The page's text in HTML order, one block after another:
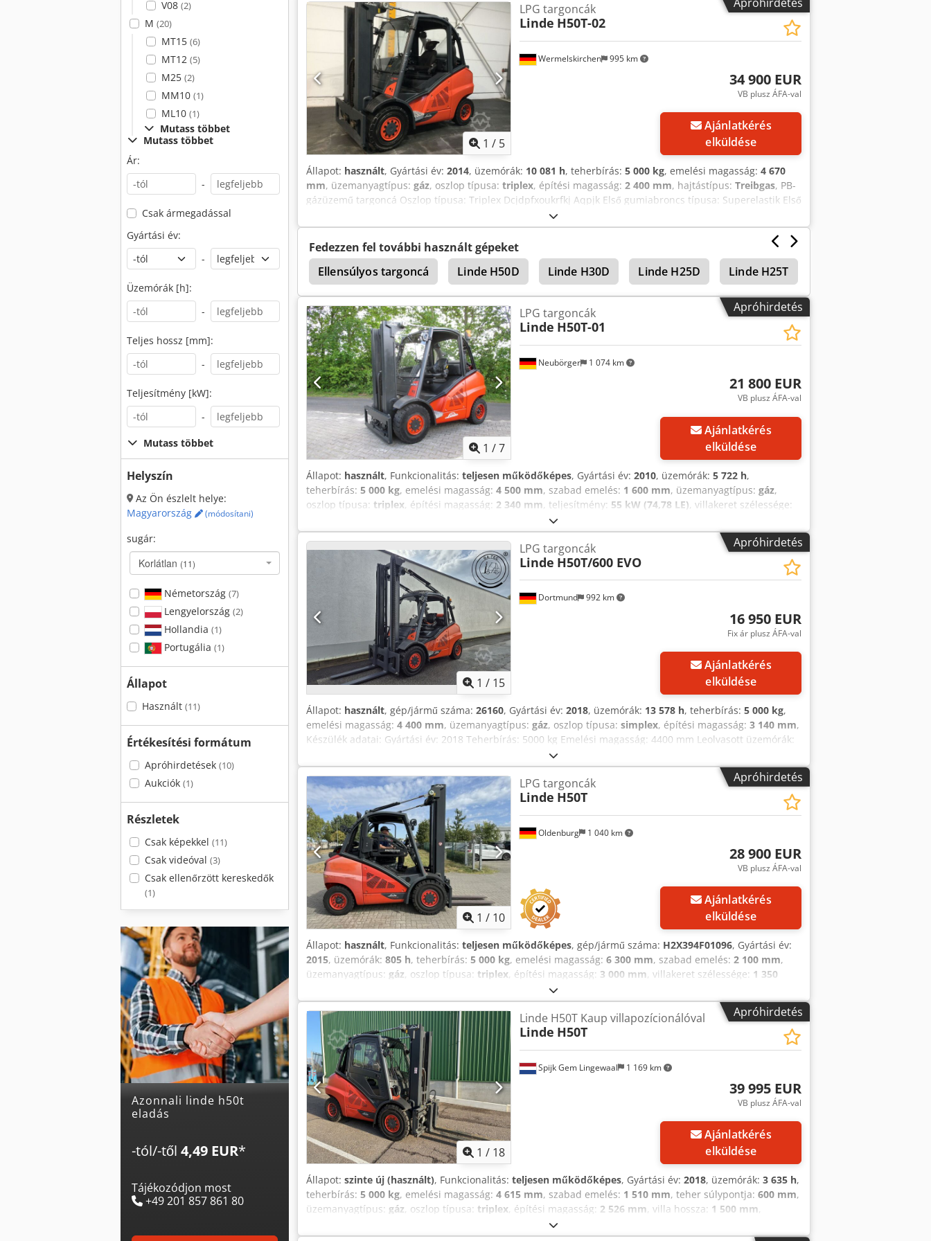
V08 (2)
M (20)
MT15 (6)
MT12 (5)
M25 (2)
MM10 (1)
ML10 (1)
Mutass többet
Mutass többet
Ár:
-
Csak ármegadással
Gyártási év:
-
Üzemórák [h]:
-
Teljes hossz [mm]:
-
Teljesítmény [kW]:
-
Mutass többet
Helyszín
Az Ön észlelt helye:
Magyarország
(módosítani)
sugár:
Korlátlan (11)
Németország (7)
Lengyelország (2)
Hollandia (1)
Portugália (1)
Állapot
Használt (11)
Értékesítési formátum
Apróhirdetések (10)
Aukciók (1)
Részletek
Csak képekkel (11)
Csak videóval (3)
Csak ellenőrzött kereskedők
(1)
Azonnali linde h50t
eladás
-tól/-től 4,49 EUR*
Tájékozódjon most
+49 201 857 861 80
rálátású oszlop, építési magasság: 2850 mm, emelési magasság: 4450 mm, oldaltolóval szerelt villaállító,
STVO szerinti közúti világítás, elöl-hátul LED munkalámpák, teljesen zárt kabin fűtéssel (bal oldali ajtó
hiányzik!), VW gázüzemű motor, dupla pedálos lábvezérlés, elöl 4x pneumatikus gumiabroncsok, hátul SE-
abroncsok, kezelési útmutató mellékelve. Dodpfxsy I Dn Us Aqpock Műszaki állapot eladáskor: A targoncát
műszakilag felújították! Nagy karbantartás frissen elvégezve! UVV vizsga hiánytalanul új! Szállítás:
kifogástalan állapotban! 20 év szakmai tapasztalat!
1 / 5
Wermelskirchen 995 km
LPG targoncák
Linde H50T-02
34 900 EUR
VB plusz ÁFA-val
Ajánlatkérés
elküldése
Állapot: használt, Gyártási év: 2014, üzemórák: 10 081 h, teherbírás: 5 000 kg, emelési magasság: 4 670
mm, üzemanyagtípus: gáz, oszlop típusa: triplex, építési magasság: 2 400 mm, hajtástípus: Treibgas, PB-
gázüzemű targoncá Oszlop típusa: Triplex Dcjdpfxoukrfkj Aqpjk Első gumiabroncs típusa: Superelastik Első
gumiabroncs állapota: 0–20% Hátsó gumiabroncs típusa: Superelastik Hátsó gumiabroncs állapota: 0–20%
Dupla gázpalacktartó,
Fedezzen fel további használt gépeket
Ellensúlyos targoncá
Linde H50D Linde H30D Linde H25D Linde H25T
Hyster H2.0Fts Hyster P1.8
Apróhirdetés
1 /7
Neubörger 1 074 km
LPG targoncák
Linde H50T-01
21 800 EUR
VB plusz ÁFA-val
Ajánlatkérés
elküldése
Állapot: használt, Funkcionalitás: teljesen működőképes, Gyártási év: 2010, üzemórák: 5 722 h,
teherbírás: 5 000 kg, emelési magasság: 4 500 mm, szabad emelés: 1 600 mm, üzemanyagtípus: gáz,
oszlop típusa: triplex, építési magasság: 2 340 mm, teljesítmény: 55 kW (74,78 LE), villakeret szélessége:
3 100 mm
mm, PB-gázüzemű targoncá Teher súlypont: 500 mm ISO osztály: ISO 3. osztály = 2.500 - 4.999 kg Oszlop
típus: Triplex Hajtómű: Hidrosztatikus Sebesség osztály: 20 Állapot: Üzemképes és teljesen működőképes
Műszaki állapot: nagyon jó Első abroncsok típusa: Szuperelasztikus Első abroncsok mérete: 300-15 Hátsó
abroncsok típusa: Szuperelasztikus Hátsó abroncsok mérete: 250-15 Leírás: leolvasott üzemóra,
megtekintés egyeztetés alapján, szállítás megoldható, kérdés esetén szívesen segítünk, tel. Dedszcr E
Aopfx Aqpjck Oldalmozgató, 3. szelep, 4. szelep, hátsó munkalámpa, első munkalámpa, tetőborítás,
szélvédő, félkabinnal, fűtés, mágnesszelep, teljes kabinnal, teljes szabademelés, belső tükör, joystick,
villogó, ablaktörlő, ülésfűtés, LED, ülés, dupla gázpalackkal
Apróhirdetés
1 / 15
Dortmund 992 km
LPG targoncák
Linde H50T/600 EVO
16 950 EUR
Fix ár plusz ÁFA-val
Ajánlatkérés
elküldése
Állapot: használt, gép/jármű száma: 26160, Gyártási év: 2018, üzemórák: 13 578 h, teherbírás: 5 000 kg,
emelési magasság: 4 400 mm, üzemanyagtípus: gáz, oszlop típusa: simplex, építési magasság: 3 140 mm,
Készülék adatai: Gyártási év: 2018 Teherbírás: 5000 kg Emelési magasság: 4400 mm Leolvasott üzemórák:
13578 h Oszlop típusa: Standard Oszlop magassága: 3140 mm Hossz/szélesség/magasság: 3196 / 1448 /
2430 mm Üzemi tömeg: 7060 kg ---- Felszereltség: * Védőtető * 3. szelep * Félfülke * Munkalámpa elöl *
Munkalámpa hátul ---- További információ a gépről: Bluespot Tolatásjelző Villogó Dcsdpfx Aexm S Dfoqpok
---- Az üzemóra-értékek általában leolvasott adatok. Szívesen kínálunk Önnek megfelelő szállítást is.
További 250–300 targonca, adapter és seprőgép azonnal elérhető. Természetesen bérlésre is! Régi gépét
örömmel megvásároljuk. Kérdése van? Ügyfélszolgálatunk 7:30 és 16:00 óra között elérhető. Várjuk
jelentkezését! We speak English. Az előzetes értékesítés és a tévedés jogát fenntartjuk. Kereskedői
értékesítés esetén a készüléket jelenlegi állapotában, felújítás nélkül adjuk el. Az adatok tájékoztató
jellegűek, a tévedés és változtatás jogát fenntartjuk.
Apróhirdetés
1 / 10
Oldenburg 1 040 km
LPG targoncák
Linde H50T
28 900 EUR
VB plusz ÁFA-val
Ajánlatkérés
elküldése
Állapot: használt, Funkcionalitás: teljesen működőképes, gép/jármű száma: H2X394F01096, Gyártási év:
2015, üzemórák: 805 h, teherbírás: 5 000 kg, emelési magasság: 6 300 mm, szabad emelés: 2 100 mm,
üzemanyagtípus: gáz, oszlop típusa: triplex, építési magasság: 3 000 mm, villakeret szélessége: 1 350
, teljes hossz:
szélesség:1 450 mm, PB-gázos targoncá Alvázszám: H2X394F01096 Teher súlypont: 500 Villa szélesség:
130 mm Villa vastagság: 600 mm ISO osztály: ISO osztály 3 = 2.500 - 4.999 kg Oszloptípus: Triplex Állapot:
azonnal használható és teljesen működőképes Műszaki állapot: nagyon jó Gumi elöl típus: Superelastik
Gumi elöl méret: 300-15 Gumi elöl állapot: 80 - 100% Gumi hátul típus: Superelastik Gumi hátul méret:
250/70-15 Gumi hátul állapot: 40 - 60% Oldalmozgató, 3. szelep, 4. szelep, Dodpfow Tf Hnox Aqpjck
Védőkeret
Apróhirdetés
1 / 18
Spijk Gem Lingewaal 1 169 km
Linde H50T Kaup villapozícionálóval
Linde H50T
39 995 EUR
VB plusz ÁFA-val
Ajánlatkérés
elküldése
Állapot: szinte új (használt), Funkcionalitás: teljesen működőképes, Gyártási év: 2018, üzemórák: 3 635 h,
teherbírás: 5 000 kg, emelési magasság: 4 615 mm, szabad emelés: 1 510 mm, teher súlypontja: 600 mm,
üzemanyagtípus: gáz, oszlop típusa: triplex, építési magasság: 2 526 mm, villa hossza: 1 500 mm,
fülke, oldaleltolás, raklapvillák, világítás
állapotban van, tényleg újszerű! - Gyártási év: 2018 - Üzemóra: 3635 - Triplex oszlop 1510 mm szabad